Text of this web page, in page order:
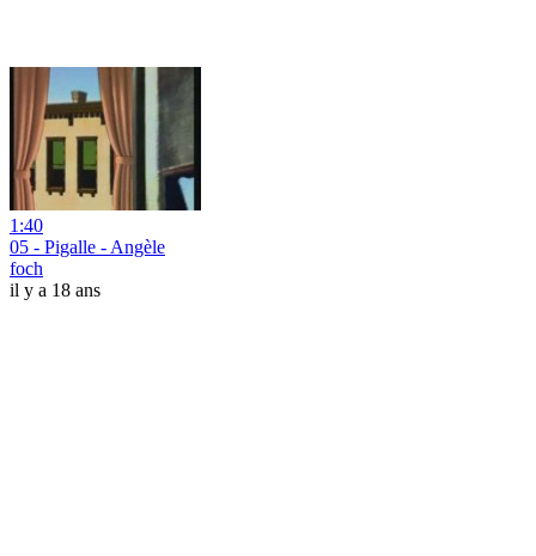
1:40
05 - Pigalle - Angèle
foch
il y a 18 ans